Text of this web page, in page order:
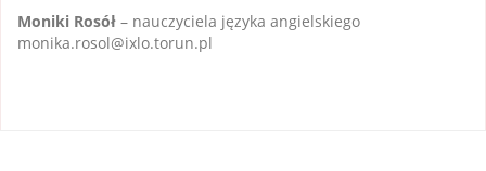
Moniki Rosół – nauczyciela języka angielskiego
monika.rosol@ixlo.torun.pl